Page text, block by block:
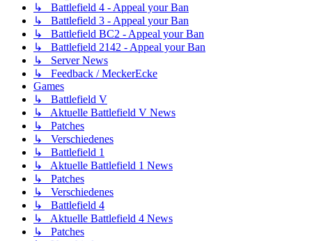
↳ Battlefield 4 - Appeal your Ban
↳ Battlefield 3 - Appeal your Ban
↳ Battlefield BC2 - Appeal your Ban
↳ Battlefield 2142 - Appeal your Ban
↳ Server News
↳ Feedback / MeckerEcke
Games
↳ Battlefield V
↳ Aktuelle Battlefield V News
↳ Patches
↳ Verschiedenes
↳ Battlefield 1
↳ Aktuelle Battlefield 1 News
↳ Patches
↳ Verschiedenes
↳ Battlefield 4
↳ Aktuelle Battlefield 4 News
↳ Patches